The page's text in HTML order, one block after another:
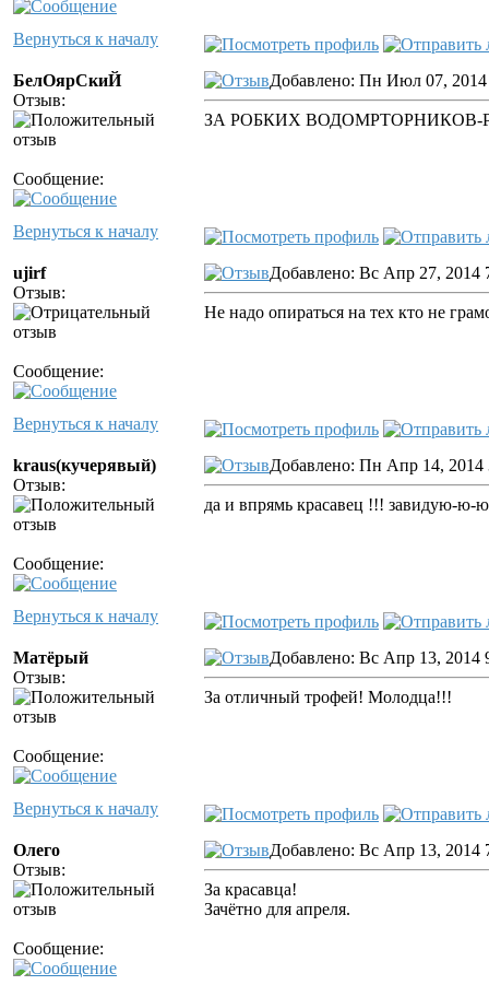
Вернуться к началу
БелОярСкиЙ
Отзыв:
Сообщение:
Добавлено: Пн Июл 07, 2014
ЗА РОБКИХ ВОДОМРТОРНИКОВ-
Вернуться к началу
ujirf
Отзыв:
Сообщение:
Добавлено: Вс Апр 27, 2014
Не надо опираться на тех кто не
Вернуться к началу
kraus(кучерявый)
Отзыв:
Сообщение:
Добавлено: Пн Апр 14, 2014
да и впрямь красавец !!! завидую-ю-
Вернуться к началу
Матёрый
Отзыв:
Сообщение:
Добавлено: Вс Апр 13, 2014
За отличный трофей! Молодца!!!
Вернуться к началу
Олего
Отзыв:
Сообщение:
Добавлено: Вс Апр 13, 2014
За красавца!
Зачётно для апреля.